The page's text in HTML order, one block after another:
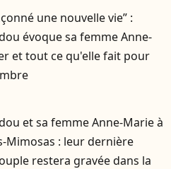
une nouvelle vie” :
évoque sa femme Anne-
et tout ce qu'elle fait pour
et sa femme Anne-Marie à
Mimosas : leur dernière
restera gravée dans la